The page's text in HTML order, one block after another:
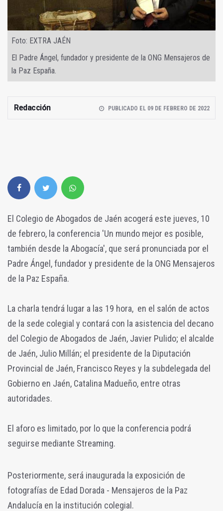
Foto: EXTRA JAÉN
El Padre Ángel, fundador y presidente de la ONG Mensajeros de
la Paz España.
Redacción PUBLICADO EL 09 DE FEBRERO DE 2022
El Colegio de Abogados de Jaén acogerá este jueves, 10
de febrero, la conferencia 'Un mundo mejor es posible,
también desde la Abogacía', que será pronunciada por el
Padre Ángel, fundador y presidente de la ONG Mensajeros
de la Paz España.
La charla tendrá lugar a las 19 hora, en el salón de actos
de la sede colegial y contará con la asistencia del decano
del Colegio de Abogados de Jaén, Javier Pulido; el alcalde
de Jaén, Julio Millán; el presidente de la Diputación
Provincial de Jaén, Francisco Reyes y la subdelegada del
Gobierno en Jaén, Catalina Madueño, entre otras
autoridades.
El aforo es limitado, por lo que la conferencia podrá
seguirse mediante Streaming.
Posteriormente, será inaugurada la exposición de
fotografías de Edad Dorada - Mensajeros de la Paz
Andalucía en la institución colegial.